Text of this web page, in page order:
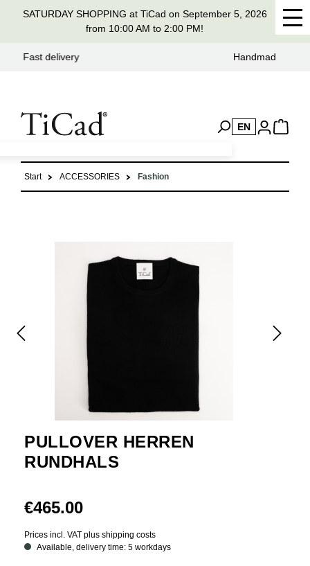
content
SATURDAY SHOPPING at TiCad on September 5, 2026
from 10:00 AM to 2:00 PM!
Handmade in Germany for 37 years
EN
Start ACCESSORIES Fashion
PULLOVER HERREN
RUNDHALS
€465.00
Prices incl. VAT plus shipping costs
Available, delivery time: 5 workdays